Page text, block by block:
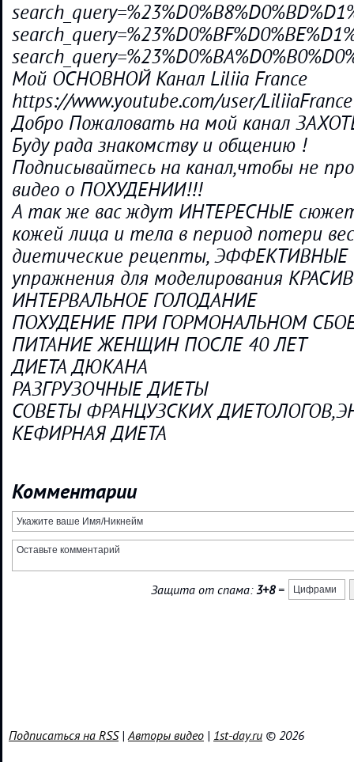
Мой ОСНОВНОЙ Канал Liliia France
https://www.youtube.com/user/LiliiaFrance
Добро Пожаловать на мой канал
Буду рада знакомству и общению !
Подписывайтесь на канал,чтобы не
видео о ПОХУДЕНИИ!!!
А так же вас ждут ИНТЕРЕСНЫЕ
кожей лица и тела в период потери
диетические рецепты, ЭФФЕКТИВНЫЕ
упражнения для моделирования
ИНТЕРВАЛЬНОЕ ГОЛОДАНИЕ
ПОХУДЕНИЕ ПРИ ГОРМОНАЛЬНОМ
ПИТАНИЕ ЖЕНЩИН ПОСЛЕ 40 ЛЕТ
ДИЕТА ДЮКАНА
РАЗГРУЗОЧНЫЕ ДИЕТЫ
СОВЕТЫ ФРАНЦУЗСКИХ
КЕФИРНАЯ ДИЕТА
Комментарии
Защита от спама:3+8=
Подписаться на RSS|Авторы видео | 1st-day.ru © 2026